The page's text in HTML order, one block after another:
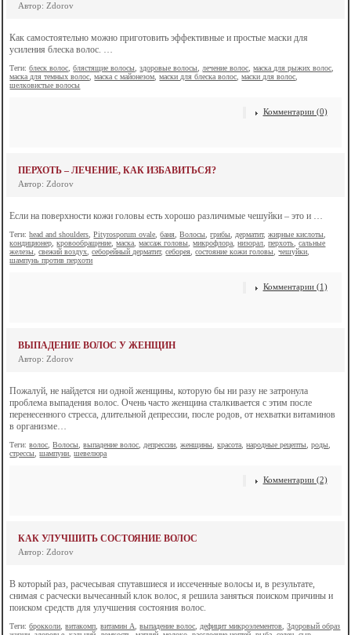
Автор: Zdorov
Как самостоятельно можно приготовить эффективные и простые маски для
усиления блеска волос. …
Теги:блеск волос ,блястящие волосы ,здоровые волосы лечение волос ,маска для рыжих волос
маска для темных волос ,маска с майонезом ,маски для блеска волос ,маски для волос
шелковистые волосы
Комментарии (0)
ПЕРХОТЬ – ЛЕЧЕНИЕ, КАК ИЗБАВИТЬСЯ?
Автор: Zdorov
Если на поверхности кожи головы есть хорошо различимые чешуйки – это и …
Теги:head and shoulders ,Pityrosporum ovale ,баня ,Волосы ,грибы дерматит,жирные кислоты
кондиционер ,кровообращение ,маска ,массаж головы ,микрофлора ,низорал ,перхоть ,сальные
железы ,свежий воздух ,себорейный дерматит,себорея ,состояние кожи головы ,чешуйки
шампунь против перхоти
Комментарии (1)
ВЫПАДЕНИЕ ВОЛОС У ЖЕНЩИН
Автор: Zdorov
Пожалуй, не найдется ни одной женщины, которую бы ни разу не затронула
проблема выпадения волос. Очень часто женщина сталкивается с этим после
перенесенного стресса, длительной депрессии, после родов, от нехватки витаминов
в организме…
Теги:волос ,Волосы ,выпадение волос депрессии ,женщины ,красота ,народные рецепты ,роды
стрессы ,шампуни ,шевелюра
Комментарии (2)
КАК УЛУЧШИТЬ СОСТОЯНИЕ ВОЛОС
Автор: Zdorov
В который раз, расчесывая спутавшиеся и иссеченные волосы и, в результате,
cнимая с расчески вычесанный клок волос, я решила заняться поиском причины и
поиском средств для улучшения состояния волос.
Теги:брокколи ,витакомп ,витамин А ,выпадение волос дефицит микроэлементов ,Здоровый образ